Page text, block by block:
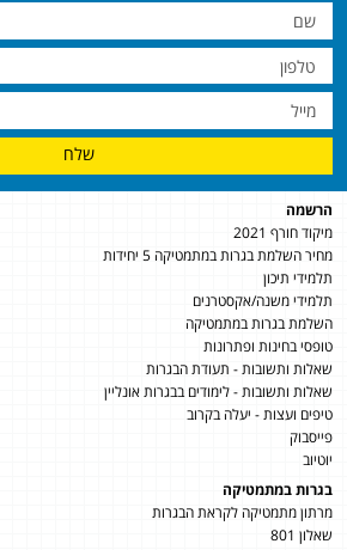
שלח
הרשמה
מיקוד חורף 2021
מחיר השלמת בגרות במתמטיקה 5 יחידות
תלמידי תיכון
תלמידי משנה/אקסטרנים
השלמת בגרות במתמטיקה
טופסי בחינות ופתרונות
שאלות ותשובות - תעודת הבגרות
שאלות ותשובות - לימודים בבגרות אונליין
טיפים ועצות - יעלה בקרוב
פייסבוק
יוטיוב
בגרות במתמטיקה
מרתון מתמטיקה לקראת הבגרות
שאלון 801